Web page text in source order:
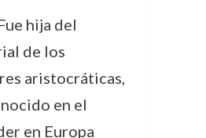
hija del
de los
aristocráticas,
en el
en Europa